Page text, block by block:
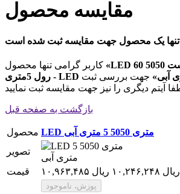
مقایسه محصول
تنها یک محصول جهت مقایسه ثبت شده است
«LED نواری آبی درشت 5050 60Pcs
جهت بررسی ثبت
بازگشت به صفحه قبل
محصول
LED متری 5050 5 متری آبی
تصویر
قیمت
۱۰,۹۶۳,۴۸۵ ریال ۱۰,۲۴۶,۲۴۸ ریال